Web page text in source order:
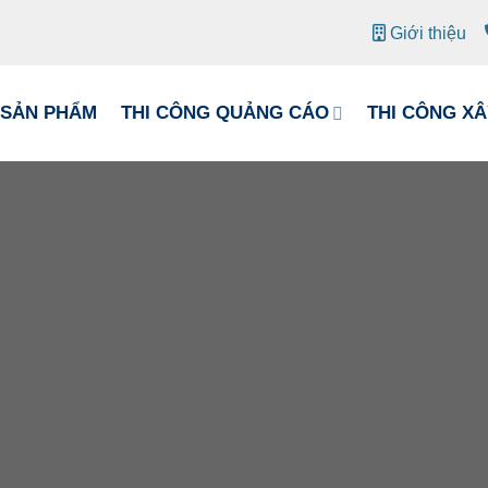
Giới thiệu
SẢN PHẨM THI CÔNG QUẢNG CÁO THI CÔNG